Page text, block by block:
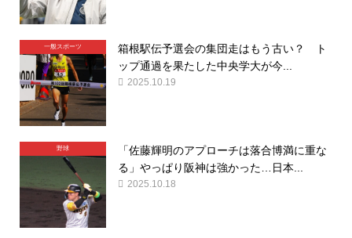
一般スポーツ
箱根駅伝予選会の集団走はもう古い？ ト
ップ通過を果たした中央学大が今...
2025.10.19
野球
「佐藤輝明のアプローチは落合博満に重な
る」やっぱり阪神は強かった…日本...
2025.10.18